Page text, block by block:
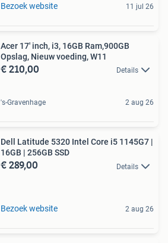
Bezoek website 11 jul 26
Acer 17' inch, i3, 16GB Ram,900GB
Opslag, Nieuw voeding, W11
€ 210,00 Details
's-Gravenhage 2 aug 26
Dell Latitude 5320 Intel Core i5 1145G7 |
16GB | 256GB SSD
€ 289,00 Details
Bezoek website 2 aug 26